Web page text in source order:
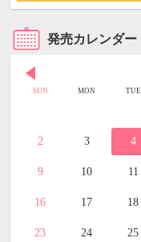
発売カレンダー
SUN MON TUE
2 3 4
9 10 11
16 17 18
23 24 25